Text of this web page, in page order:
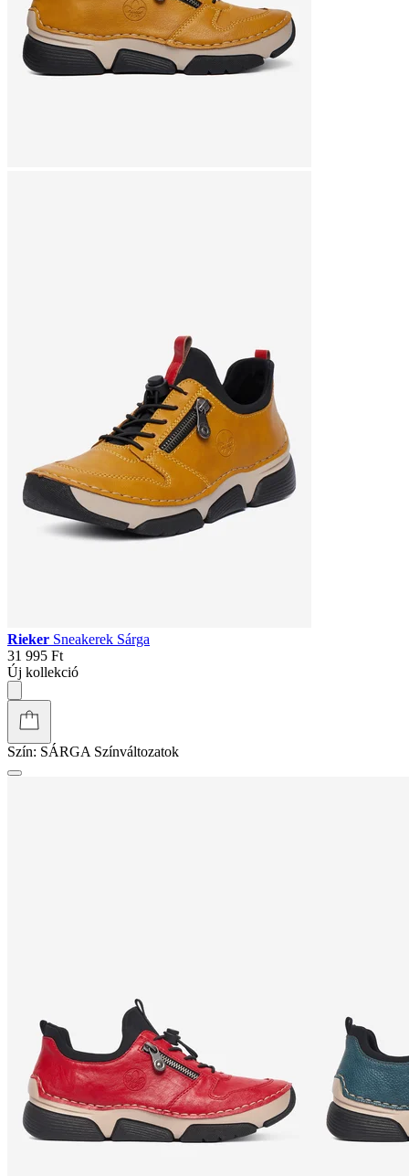
Rieker Sneakerek Sárga
31 995 Ft
Új kollekció
Szín: SÁRGA Színváltozatok